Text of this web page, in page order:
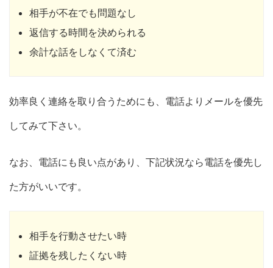
相手が不在でも問題なし
返信する時間を決められる
余計な話をしなくて済む
効率良く連絡を取り合うためにも、電話よりメールを優先
してみて下さい。
なお、電話にも良い点があり、下記状況なら電話を優先し
た方がいいです。
相手を行動させたい時
証拠を残したくない時